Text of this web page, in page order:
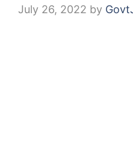
July 26, 2022 by